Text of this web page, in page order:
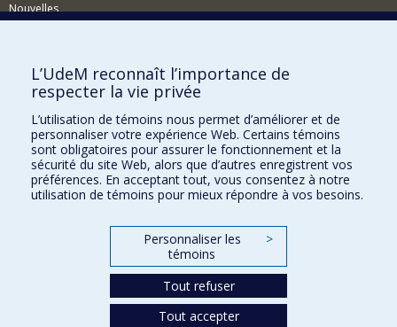
Nouvelles
Comment soutenir le Département?
BESOIN D'AIDE?
Plan du site
Signaler une erreur
Accessibilité
FACULTÉ DES ARTS ET DES SCIENCES
Nos départements et écoles
L’UdeM reconnaît l’importance de
respecter la vie privée
L’utilisation de témoins nous permet d’améliorer et de
personnaliser votre expérience Web. Certains témoins
sont obligatoires pour assurer le fonctionnement et la
sécurité du site Web, alors que d’autres enregistrent vos
préférences. En acceptant tout, vous consentez à notre
utilisation de témoins pour mieux répondre à vos besoins.
Personnaliser les
témoins
>
Tout refuser
Tout accepter